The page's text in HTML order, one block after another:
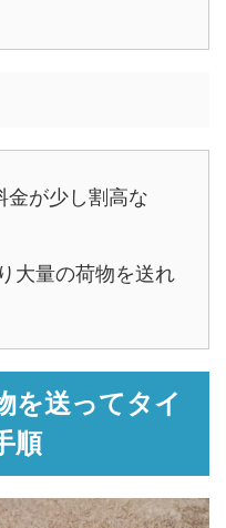
金が少し割高な
大量の荷物を送れ
を送ってタイ
順